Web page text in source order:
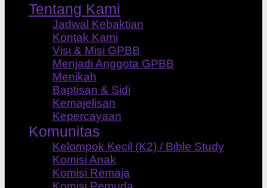
Tentang Kami
Jadwal Kebaktian
Kontak Kami
Visi & Misi GPBB
Menjadi Anggota GPBB
Menikah
Baptisan & Sidi
Kemajelisan
Kepercayaan
Komunitas
Kelompok Kecil (K2) / Bible Study
Komisi Anak
Komisi Remaja